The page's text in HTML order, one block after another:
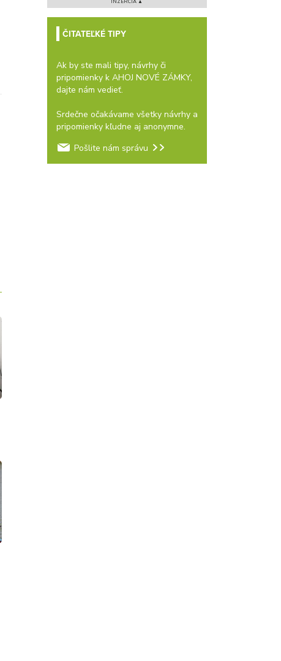
INZERCIA ▲
ČITATEĽKÉ TIPY
Ak by ste mali tipy, návrhy či
pripomienky k AHOJ NOVÉ ZÁMKY,
dajte nám vedieť.
Srdečne očakávame všetky návrhy a
pripomienky kľudne aj anonymne.
Pošlite nám správu